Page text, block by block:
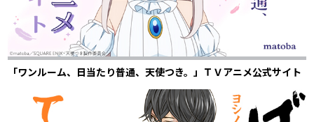
「ワンルーム、日当たり普通、天使つき。」ＴＶアニメ公式サイト